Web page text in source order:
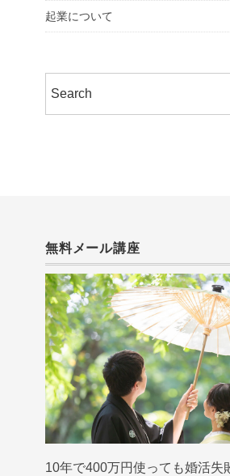
起業について
無料メール講座
10年で400万円使っても婚活失